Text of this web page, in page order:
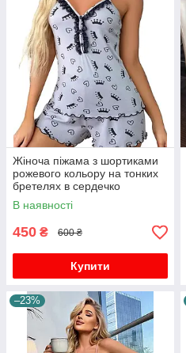
Жіноча піжама з шортиками
рожевого кольору на тонких
бретелях в сердечко
В наявності
450 ₴ 600 ₴
Купити
–23%